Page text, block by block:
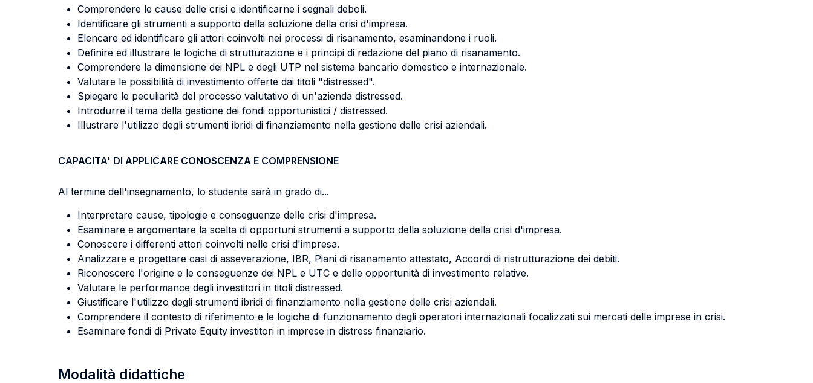
Comprendere le cause delle crisi e identificarne i segnali deboli.
Identificare gli strumenti a supporto della soluzione della crisi d'impresa.
Elencare ed identificare gli attori coinvolti nei processi di risanamento, esaminandone i ruoli.
Definire ed illustrare le logiche di strutturazione e i principi di redazione del piano di risanamento.
Comprendere la dimensione dei NPL e degli UTP nel sistema bancario domestico e internazionale.
Valutare le possibilità di investimento offerte dai titoli "distressed".
Spiegare le peculiarità del processo valutativo di un'azienda distressed.
Introdurre il tema della gestione dei fondi opportunistici / distressed.
Illustrare l'utilizzo degli strumenti ibridi di finanziamento nella gestione delle crisi aziendali.
CAPACITA' DI APPLICARE CONOSCENZA E COMPRENSIONE
Al termine dell'insegnamento, lo studente sarà in grado di...
Interpretare cause, tipologie e conseguenze delle crisi d'impresa.
Esaminare e argomentare la scelta di opportuni strumenti a supporto della soluzione della crisi d'impresa.
Conoscere i differenti attori coinvolti nelle crisi d'impresa.
Analizzare e progettare casi di asseverazione, IBR, Piani di risanamento attestato, Accordi di ristrutturazione dei debiti.
Riconoscere l'origine e le conseguenze dei NPL e UTC e delle opportunità di investimento relative.
Valutare le performance degli investitori in titoli distressed.
Giustificare l'utilizzo degli strumenti ibridi di finanziamento nella gestione delle crisi aziendali.
Comprendere il contesto di riferimento e le logiche di funzionamento degli operatori internazionali focalizzati sui mercati delle imprese in crisi.
Esaminare fondi di Private Equity investitori in imprese in distress finanziario.
Modalità didattiche